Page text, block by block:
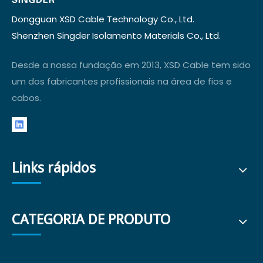
Dongguan XSD Cable Technology Co., Ltd.
Shenzhen Singder Isolamento Materials Co., Ltd.
Desde a nossa fundação em 2013, XSD Cable tem sido
um dos fabricantes profissionais na área de fios e
cabos.
Links rápidos
CATEGORIA DE PRODUTO